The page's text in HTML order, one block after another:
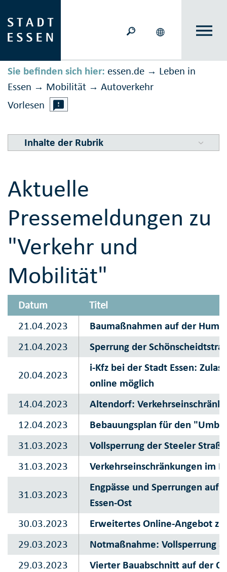
Sie befinden sich hier: essen.de → Leben in
Essen → Mobilität → Auto­verkehr
Vorlesen
Inhalte der Rubrik
Aktuelle
Pressemeldungen zu
"Verkehr und
Mobilität"
Datum Titel
21.04.2023
Baumaßnahmen auf der
21.04.2023
Sperrung der
20.04.2023
i-Kfz bei der Stadt Essen:
online möglich
14.04.2023
Altendorf:
12.04.2023
Bebauungsplan für den
31.03.2023
Vollsperrung der Steeler
31.03.2023
Verkehrseinschränkungen im
31.03.2023
Engpässe und Sperrungen auf
Essen-Ost
30.03.2023
Erweitertes Online-Angebot
29.03.2023
Notmaßnahme: Vollsperrung
29.03.2023
Vierter Bauabschnitt auf der